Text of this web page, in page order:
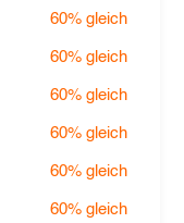
60% gleich
60% gleich
60% gleich
60% gleich
60% gleich
60% gleich